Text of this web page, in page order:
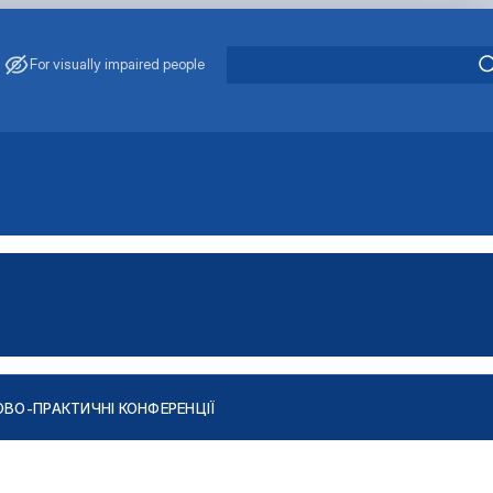
For visually impaired people
ПРАКТИЧНІ КОНФЕРЕНЦІЇ